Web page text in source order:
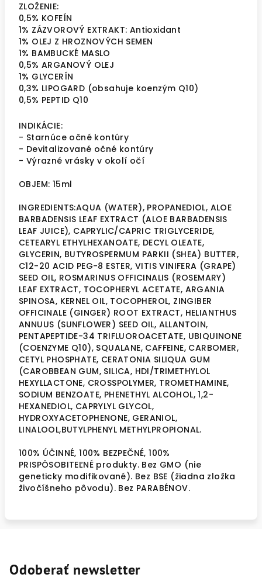
ZLOŽENIE:
0,5% KOFEÍN
1% ZÁZVOROVÝ EXTRAKT: Antioxidant
1% OLEJ Z HROZNOVÝCH SEMEN
1% BAMBUCKÉ MASLO
0,5% ARGANOVÝ OLEJ
1% GLYCERÍN
0,3% LIPOGARD (obsahuje koenzým Q10)
0,5% PEPTID Q10
INDIKÁCIE:
- Starnúce očné kontúry
- Devitalizované očné kontúry
- Výrazné vrásky v okolí očí
OBJEM: 15ml
INGREDIENTS:AQUA (WATER), PROPANEDIOL, ALOE
BARBADENSIS LEAF EXTRACT (ALOE BARBADENSIS
LEAF JUICE), CAPRYLIC/CAPRIC TRIGLYCERIDE,
CETEARYL ETHYLHEXANOATE, DECYL OLEATE,
GLYCERIN, BUTYROSPERMUM PARKII (SHEA) BUTTER,
C12-20 ACID PEG-8 ESTER, VITIS VINIFERA (GRAPE)
SEED OIL, ROSMARINUS OFFICINALIS (ROSEMARY)
LEAF EXTRACT, TOCOPHERYL ACETATE, ARGANIA
SPINOSA, KERNEL OIL, TOCOPHEROL, ZINGIBER
OFFICINALE (GINGER) ROOT EXTRACT, HELIANTHUS
ANNUUS (SUNFLOWER) SEED OIL, ALLANTOIN,
PENTAPEPTIDE-34 TRIFLUOROACETATE, UBIQUINONE
(COENZYME Q10), SQUALANE, CAFFEINE, CARBOMER,
CETYL PHOSPHATE, CERATONIA SILIQUA GUM
(CAROBBEAN GUM, SILICA, HDI/TRIMETHYLOL
HEXYLLACTONE, CROSSPOLYMER, TROMETHAMINE,
SODIUM BENZOATE, PHENETHYL ALCOHOL, 1,2-
HEXANEDIOL, CAPRYLYL GLYCOL,
HYDROXYACETOPHENONE, GERANIOL,
LINALOOL,BUTYLPHENYL METHYLPROPIONAL.
100% ÚČINNÉ, 100% BEZPEČNÉ, 100%
PRISPÔSOBITEĽNÉ produkty. Bez GMO (nie
geneticky modifikované). Bez BSE (žiadna zložka
živočíšneho pôvodu). Bez PARABÉNOV.
Odoberať newsletter